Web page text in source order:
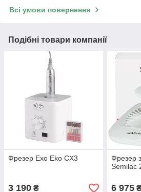
Всі умови повернення
Подібні товари компанії
Фрезер Exo Eko CX3
3 190 ₴
Фрезер
Semilac
6 975